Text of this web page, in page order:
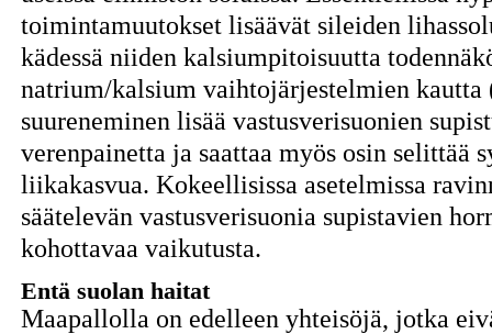
toimintamuutokset lisäävät sileiden
kädessä niiden kalsiumpitoisuutta
natrium/kalsium vaihtojärjestelmien kautta
suureneminen lisää vastusverisuonien
verenpainetta ja saattaa myös osin selittää
liikakasvua. Kokeellisissa asetelmissa
säätelevän vastusverisuonia supistavien
kohottavaa vaikutusta.
Entä suolan haitat
Maapallolla on edelleen yhteisöjä, jotka